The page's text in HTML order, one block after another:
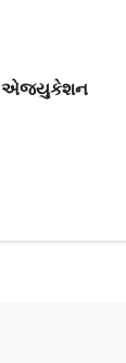
એજ્યુકેશન